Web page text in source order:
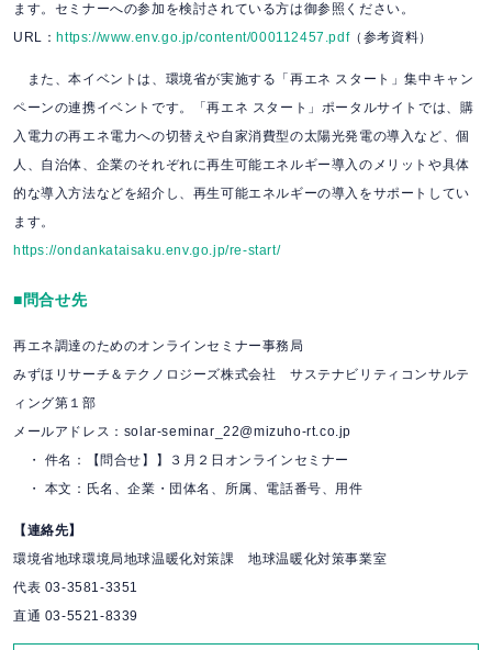
ます。セミナーへの参加を検討されている方は御参照ください。
URL： https://www.env.go.jp/content/000112457.pdf（参考資料）
また、本イベントは、環境省が実施する「再エネ スタート」集中キャン
ペーンの連携イベントです。「再エネ スタート」ポータルサイトでは、購
入電力の再エネ電力への切替えや自家消費型の太陽光発電の導入など、個
人、自治体、企業のそれぞれに再生可能エネルギー導入のメリットや具体
的な導入方法などを紹介し、再生可能エネルギーの導入をサポートしてい
ます。
https://ondankataisaku.env.go.jp/re-start/
■問合せ先
再エネ調達のためのオンラインセミナー事務局
みずほリサーチ＆テクノロジーズ株式会社 サステナビリティコンサルテ
ィング第１部
メールアドレス：solar-seminar_22@mizuho-rt.co.jp
・ 件名：【問合せ】】３月２日オンラインセミナー
・ 本文：氏名、企業・団体名、所属、電話番号、用件
【連絡先】
環境省地球環境局地球温暖化対策課 地球温暖化対策事業室
代表 03-3581-3351
直通 03-5521-8339